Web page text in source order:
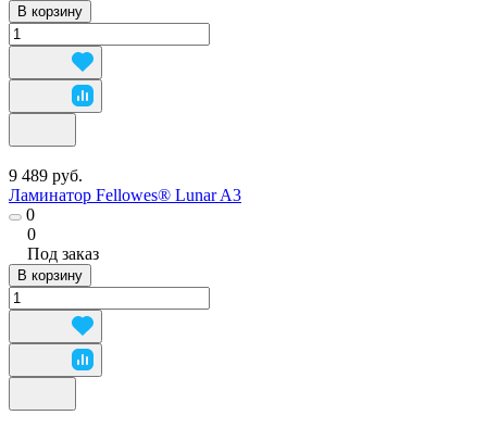
В корзину
9 489 руб.
Ламинатор Fellowes® Lunar A3
0
0
Под заказ
В корзину